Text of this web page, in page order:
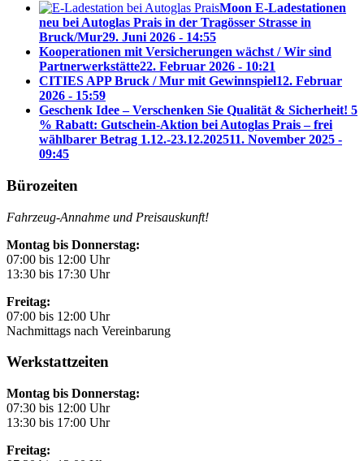
Moon E-Ladestationen
neu bei Autoglas Prais in der Tragösser Strasse in
Bruck/Mur29. Juni 2026 - 14:55
Kooperationen mit Versicherungen wächst / Wir sind
Partnerwerkstätte22. Februar 2026 - 10:21
CITIES APP Bruck / Mur mit Gewinnspiel12. Februar
2026 - 15:59
Geschenk Idee – Verschenken Sie Qualität & Sicherheit! 5
% Rabatt: Gutschein-Aktion bei Autoglas Prais – frei
wählbarer Betrag 1.12.-23.12.202511. November 2025 -
09:45
Bürozeiten
Fahrzeug-Annahme und Preisauskunft!
Montag bis Donnerstag:
07:00 bis 12:00 Uhr
13:30 bis 17:30 Uhr
Freitag:
07:00 bis 12:00 Uhr
Nachmittags nach Vereinbarung
Werkstattzeiten
Montag bis Donnerstag:
07:30 bis 12:00 Uhr
13:30 bis 17:00 Uhr
Freitag: